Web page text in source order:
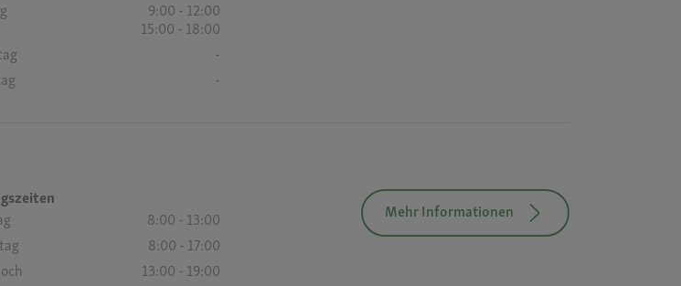
9:00 - 12:00
15:00 - 18:00
-
-
8:00 - 13:00
8:00 - 17:00
13:00 - 19:00
Mehr Informationen